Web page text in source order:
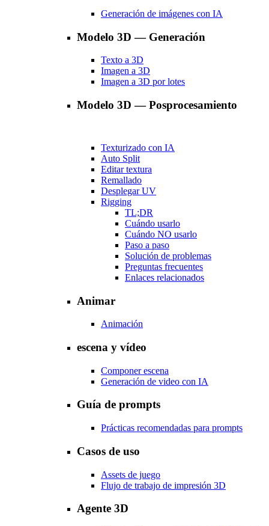
Generación de imágenes con IA
Modelo 3D — Generación
Texto a 3D
Imagen a 3D
Imagen a 3D por lotes
Modelo 3D — Posprocesamiento
Texturizado con IA
Auto Split
Editar textura
Remallado
Desplegar UV
Rigging
TL;DR
Cuándo usarlo
Cuándo NO usarlo
Paso a paso
Solución de problemas
Preguntas frecuentes
Enlaces relacionados
Animar
Animación
escena y vídeo
Componer escena
Generación de video con IA
Guía de prompts
Prácticas recomendadas para prompts
Casos de uso
Assets de juego
Flujo de trabajo de impresión 3D
Agente 3D